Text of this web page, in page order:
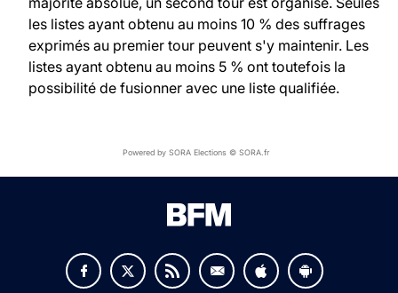
les listes ayant obtenu au moins 10 % des suffrages
exprimés au premier tour peuvent s'y maintenir. Les
listes ayant obtenu au moins 5 % ont toutefois la
possibilité de fusionner avec une liste qualifiée.
Powered by SORA Elections © SORA.fr